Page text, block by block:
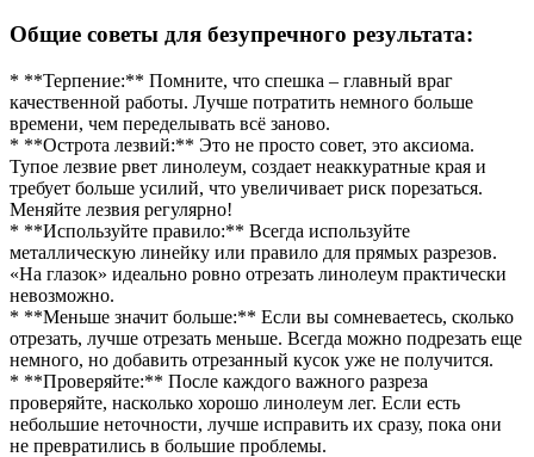
Общие советы для безупречного результата:
* **Терпение:** Помните, что спешка – главный враг
качественной работы. Лучше потратить немного больше
времени, чем переделывать всё заново.
* **Острота лезвий:** Это не просто совет, это аксиома.
Тупое лезвие рвет линолеум, создает неаккуратные края и
требует больше усилий, что увеличивает риск порезаться.
Меняйте лезвия регулярно!
* **Используйте правило:** Всегда используйте
металлическую линейку или правило для прямых разрезов.
«На глазок» идеально ровно отрезать линолеум практически
невозможно.
* **Меньше значит больше:** Если вы сомневаетесь, сколько
отрезать, лучше отрезать меньше. Всегда можно подрезать еще
немного, но добавить отрезанный кусок уже не получится.
* **Проверяйте:** После каждого важного разреза
проверяйте, насколько хорошо линолеум лег. Если есть
небольшие неточности, лучше исправить их сразу, пока они
не превратились в большие проблемы.